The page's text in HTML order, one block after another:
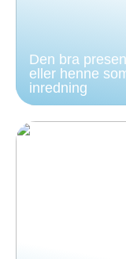
Den bra
eller henne
inredning